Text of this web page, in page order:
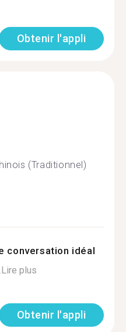
Obtenir l'appli
(Traditionnel)
conversation idéal
Lire plus
Obtenir l'appli